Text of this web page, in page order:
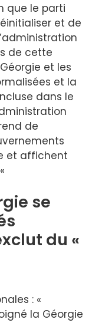
que le parti
et de
de cette
et les
et la
dans le
de
et affichent
se
du «
: «
la Géorgie